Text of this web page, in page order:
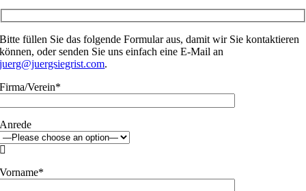
Bitte füllen Sie das folgende Formular aus, damit wir Sie kontaktieren
können, oder senden Sie uns einfach eine E-Mail an
juerg@juergsiegrist.com.
Firma/Verein*
Anrede

Vorname*